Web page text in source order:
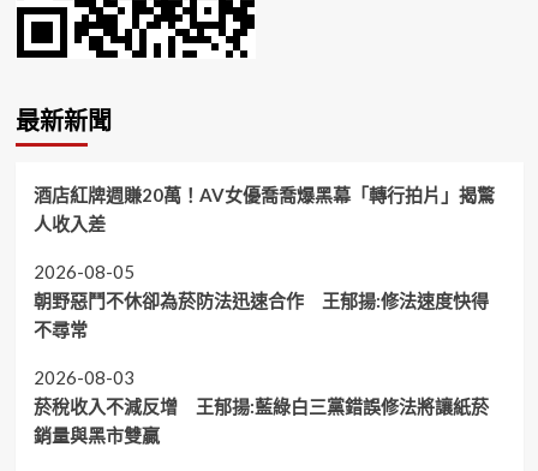
最新新聞
酒店紅牌週賺20萬！AV女優喬喬爆黑幕「轉行拍片」揭驚
人收入差
2026-08-05
朝野惡鬥不休卻為菸防法迅速合作 王郁揚:修法速度快得
不尋常
2026-08-03
菸稅收入不減反增 王郁揚:藍綠白三黨錯誤修法將讓紙菸
銷量與黑市雙贏